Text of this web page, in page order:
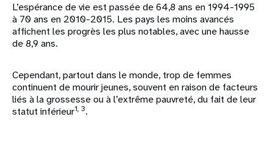
L’espérance de vie est passée de 64,8 ans en 1994-1995
à 70 ans en 2010-2015. Les pays les moins avancés
affichent les progrès les plus notables, avec une hausse
de 8,9 ans.
Cependant, partout dans le monde, trop de femmes
continuent de mourir jeunes, souvent en raison de facteurs
liés à la grossesse ou à l’extrême pauvreté, du fait de leur
statut inférieur1, 3.